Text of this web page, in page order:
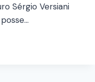
Sérgio Versiani